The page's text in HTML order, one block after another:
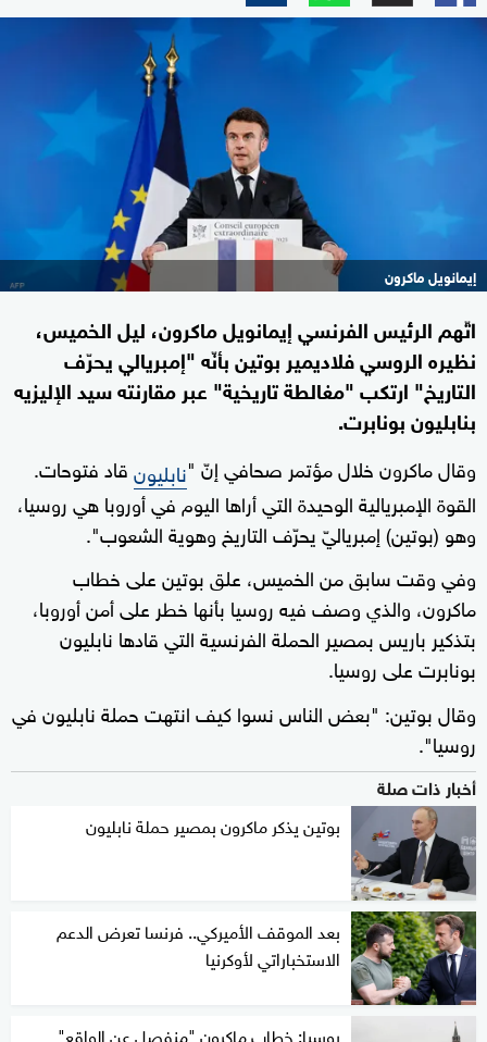
إيمانويل ماكرون
اتّهم الرئيس الفرنسي إيمانويل ماكرون، ليل الخميس،
نظيره الروسي فلاديمير بوتين بأنّه "إمبريالي يحرّف
التاريخ" ارتكب "مغالطة تاريخية" عبر مقارنته سيد الإليزيه
بنابليون بونابرت.
وقال ماكرون خلال مؤتمر صحافي إنّ "نابليونقاد فتوحات.
القوة الإمبريالية الوحيدة التي أراها اليوم في أوروبا هي روسيا،
وهو (بوتين) إمبرياليّ يحرّف التاريخ وهوية الشعوب".
وفي وقت سابق من الخميس، علق بوتين على خطاب
ماكرون، والذي وصف فيه روسيا بأنها خطر على أمن أوروبا،
بتذكير باريس بمصير الحملة الفرنسية التي قادها نابليون
بونابرت على روسيا.
وقال بوتين: "بعض الناس نسوا كيف انتهت حملة نابليون في
روسيا".
أخبار ذات صلة
بوتين يذكر ماكرون بمصير حملة نابليون
بعد الموقف الأميركي.. فرنسا تعرض الدعم
الاستخباراتي لأوكرنيا
روسيا: خطاب ماكرون "منفصل عن الواقع"